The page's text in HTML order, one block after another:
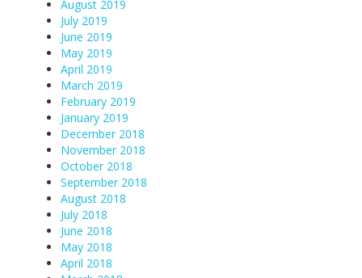
August 2019
July 2019
June 2019
May 2019
April 2019
March 2019
February 2019
January 2019
December 2018
November 2018
October 2018
September 2018
August 2018
July 2018
June 2018
May 2018
April 2018